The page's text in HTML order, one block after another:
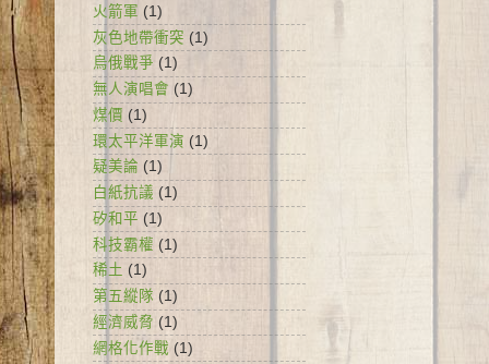
火箭軍 (1)
灰色地帶衝突 (1)
烏俄戰爭 (1)
無人演唱會 (1)
煤價 (1)
環太平洋軍演 (1)
疑美論 (1)
白紙抗議 (1)
矽和平 (1)
科技霸權 (1)
稀土 (1)
第五縱隊 (1)
經濟威脅 (1)
網格化作戰 (1)